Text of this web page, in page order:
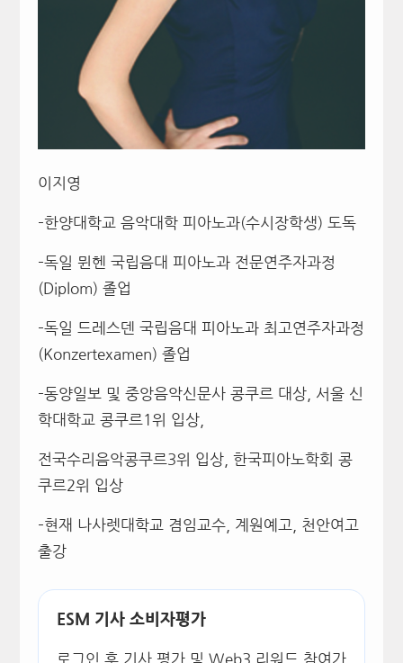
이지영
–한양대학교 음악대학 피아노과(수시장학생) 도독
–독일 뮌헨 국립음대 피아노과 전문연주자과정
(Diplom) 졸업
–독일 드레스덴 국립음대 피아노과 최고연주자과정
(Konzertexamen) 졸업
–동양일보 및 중앙음악신문사 콩쿠르 대상, 서울 신
학대학교 콩쿠르 1 위 입상,
전국수리음악콩쿠르3위 입상, 한국피아노학회 콩
쿠르2위 입상
–현재 나사렛대학교 겸임교수, 계원예고
천안여고
출강
ESM 기사 소비자평가
로그인 후 기사 평가 및 Web3 리워드 참여가